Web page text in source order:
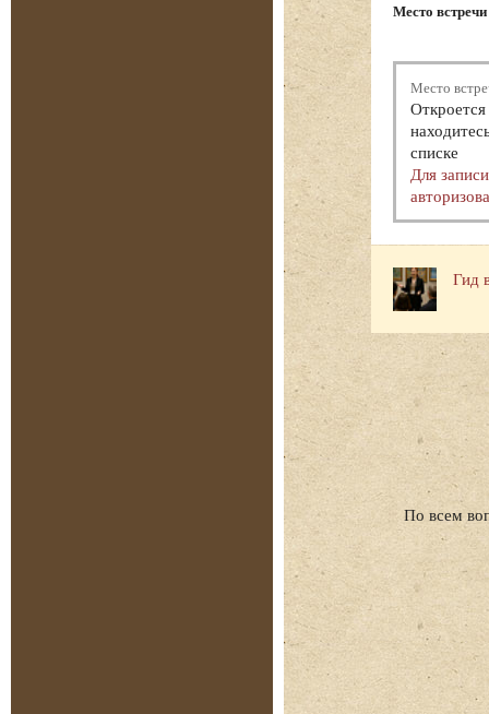
Место
Место
списке
Для
Гид
По всем